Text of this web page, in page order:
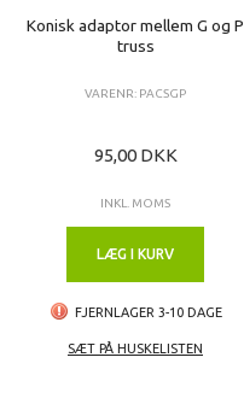
Konisk adaptor mellem G og P
truss
VARENR: PACSGP
95,00 DKK
INKL. MOMS
LÆG I KURV
FJERNLAGER 3-10 DAGE
SÆT PÅ HUSKELISTEN